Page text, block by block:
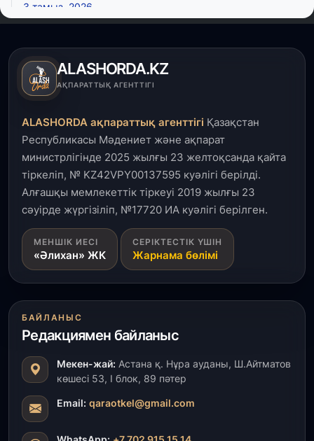
3 тамыз, 2026
Өңірлерде жаңа вокзалдар, су құбыры,
пайдалануға берілді
3 тамыз, 2026
салынып жатыр
1 тамыз, 2026
Кинопоиск Қазақстан азаматтарының ең
танымал онлайн-кинотеатрына айналды
31 шілде, 2026
Ақмола облысындағы кездесуде кәсіпкерлер мен
ұстаздар «Әділет» партиясына өз ұсыныстарын
айтты
ҚР Президенті Орталық Азия елдеріне
ұзақмерзімді ынтымақтастық жоспарын әзірлеуді
ұсынды
31 шілде, 2026
«Ауыл аманаты»: Түркістанда 30,2 млрд теңгеге
4 223 жоба қаржыландырылды
ALASHORDA.KZ
АҚПАРАТТЫҚ АГЕНТТІГІ
ALASHORDA ақпараттық агенттігі Қазақстан
Республикасы Мәдениет және ақпарат
министрлігінде 2025 жылғы 23 желтоқсанда қайта
тіркеліп, № KZ42VPY00137595 куәлігі берілді.
Алғашқы мемлекеттік тіркеуі 2019 жылғы 23
сәуірде жүргізіліп, №17720 ИА куәлігі берілген.
МЕНШІК ИЕСІ
«Әлихан» ЖК
СЕРІКТЕСТІК ҮШІН
Жарнама бөлімі
БАЙЛАНЫС
Редакциямен байланыс
Мекен-жай: Астана қ. Нұра ауданы, Ш.Айтматов
көшесі 53, І блок, 89 пәтер
Email: qaraotkel@gmail.com